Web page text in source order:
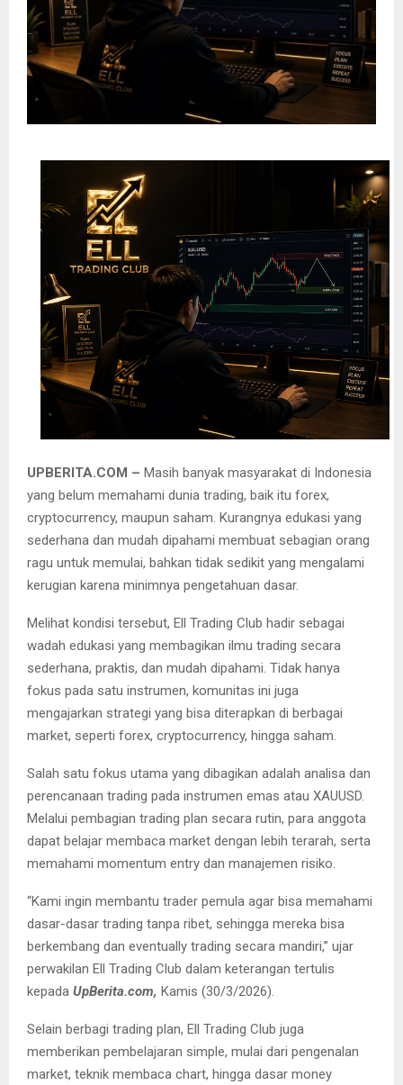
UPBERITA.COM – Masih banyak masyarakat di Indonesia
yang belum memahami dunia trading, baik itu forex,
cryptocurrency, maupun saham. Kurangnya edukasi yang
sederhana dan mudah dipahami membuat sebagian orang
ragu untuk memulai, bahkan tidak sedikit yang mengalami
kerugian karena minimnya pengetahuan dasar.
Melihat kondisi tersebut, Ell Trading Club hadir sebagai
wadah edukasi yang membagikan ilmu trading secara
sederhana, praktis, dan mudah dipahami. Tidak hanya
fokus pada satu instrumen, komunitas ini juga
mengajarkan strategi yang bisa diterapkan di berbagai
market, seperti forex, cryptocurrency, hingga saham.
Salah satu fokus utama yang dibagikan adalah analisa dan
perencanaan trading pada instrumen emas atau XAUUSD.
Melalui pembagian trading plan secara rutin, para anggota
dapat belajar membaca market dengan lebih terarah, serta
memahami momentum entry dan manajemen risiko.
“Kami ingin membantu trader pemula agar bisa memahami
dasar-dasar trading tanpa ribet, sehingga mereka bisa
berkembang dan eventually trading secara mandiri,” ujar
perwakilan Ell Trading Club dalam keterangan tertulis
kepada UpBerita.com, Kamis (30/3/2026).
Selain berbagi trading plan, Ell Trading Club juga
memberikan pembelajaran simple, mulai dari pengenalan
market, teknik membaca chart, hingga dasar money